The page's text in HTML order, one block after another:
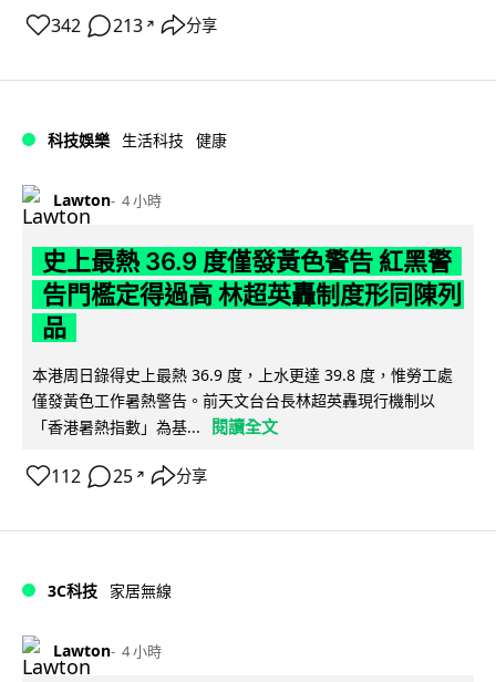
342 213 ↗ 分享
科技娛樂 生活科技 健康
Lawton 4 小時
史上最熱 36.9 度僅發黃色警告 紅黑警
告門檻定得過高 林超英轟制度形同陳列
品
本港周日錄得史上最熱 36.9 度，上水更達 39.8 度，惟勞工處
僅發黃色工作暑熱警告。前天文台台長林超英轟現行機制以
「香港暑熱指數」為基...
閱讀全文
112 25 ↗ 分享
3C科技 家居無線
Lawton 4 小時